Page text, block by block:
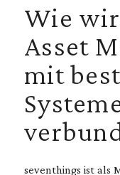
Wie
Asset
mit
seventhings ist als